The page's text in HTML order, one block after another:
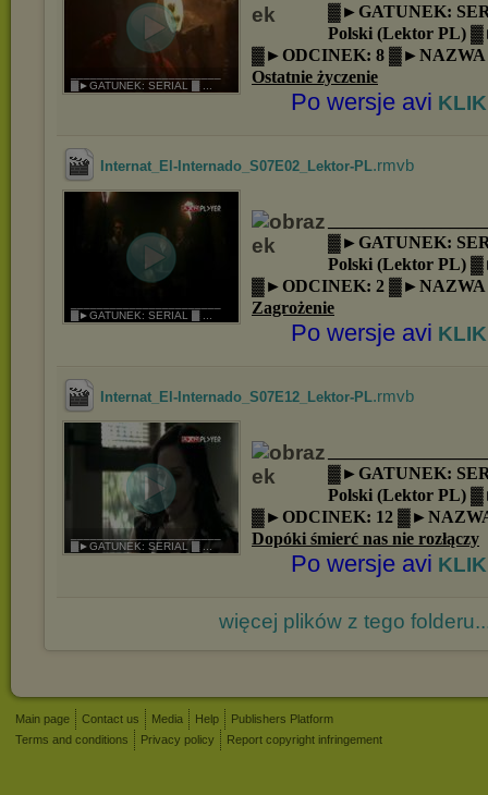
_______________________
▓►GATUNEK: SERIAL ▓ ...
▓►GATUNEK:
Polski (Lektor PL)
▓►ODCINEK: 8 ▓►NAZWA
Ostatnie życzenie
Po wersje avi
Internat_El-Internado_S07E02_Lektor-PL.rmvb
▓►GATUNEK: SERIAL ▓ ...
▓►GATUNEK:
Polski (Lektor PL)
▓►ODCINEK: 2 ▓►NAZWA
Zagrożenie
Po wersje avi
Internat_El-Internado_S07E12_Lektor-PL.rmvb
_______________________
▓►GATUNEK: SERIAL ▓ ...
▓►GATUNEK:
Polski (Lektor PL)
▓►ODCINEK: 12
Dopóki śmierć nas nie rozłączy
Po wersje avi
więcej plików z tego
Main page Contact us Media Help
Publishers Platform
Terms and conditions
Privacy policy Report copyright infringement